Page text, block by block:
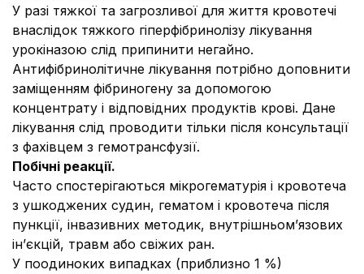
У разі тяжкої та загрозливої для життя кровотечі
внаслідок тяжкого гіперфібринолізу лікування
урокіназою слід припинити негайно.
Антифібринолітичне лікування потрібно доповнити
заміщенням фібриногену за допомогою
концентрату і відповідних продуктів крові. Дане
лікування слід проводити тільки після консультації
з фахівцем з гемотрансфузії.
Побічні реакції.
Часто спостерігаються мікрогематурія і кровотеча
з ушкоджених судин, гематом і кровотеча після
пункції, інвазивних методик, внутрішньом’язових
ін’єкцій, травм або свіжих ран.
У поодиноких випадках (приблизно 1 %)